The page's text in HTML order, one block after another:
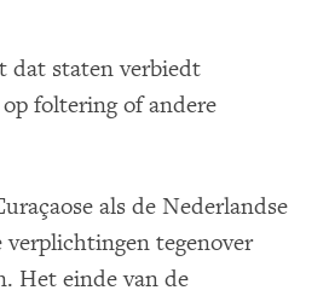
dat staten verbiedt
foltering of andere
als de Nederlandse
tegenover
Het einde van de